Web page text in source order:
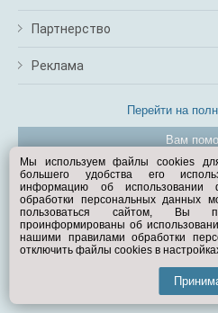
Партнерство
Реклама
Перейти на
Вам
© Exist.ru
Мы используем файлы cookies
большего удобства его
информацию об
обработки персональных данных
пользоваться сайтом, Вы
проинформированы об
нашими правилами обработки
отключить файлы cookies в